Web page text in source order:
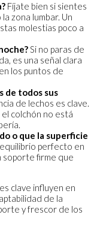
Fíjate bien si sientes
zona lumbar. Un
molestias poco a
Si no paras de
es una señal clara
los puntos de
de todos sus
de lechos es clave.
colchón no está
o que la superficie
perfecto en
soporte firme que
clave influyen en
de la
y frescor de los